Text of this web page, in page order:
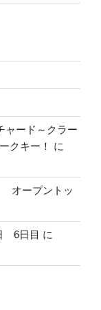
ャード～クラー
クキー！
に
ープントッ
6日目 に